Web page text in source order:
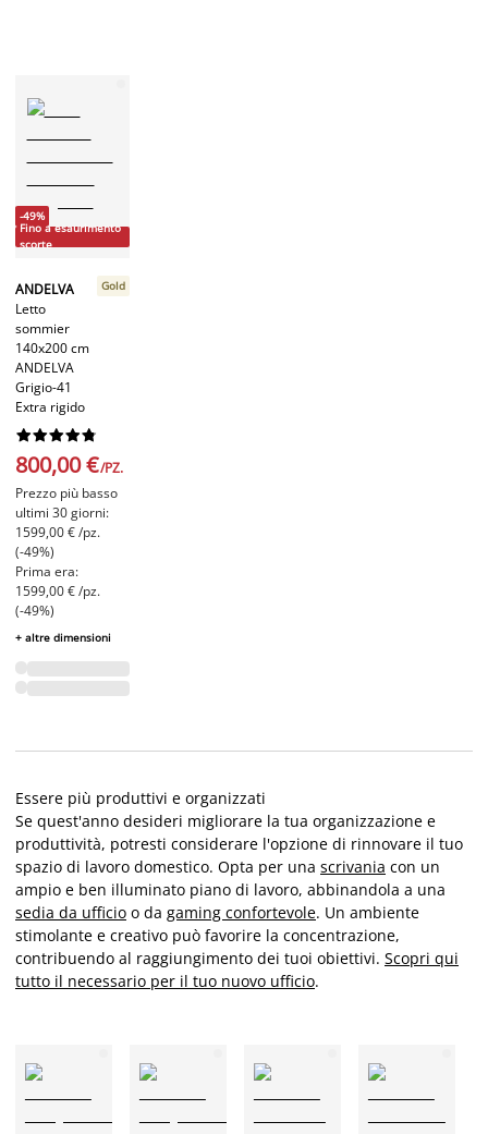
-49%
Fino a esaurimento
scorte
ANDELVA
Letto
sommier
140x200 cm
ANDELVA
Grigio-41
Extra rigido
Gold






800,00 €/PZ.
Prezzo più basso
ultimi 30 giorni:
1599,00 € /pz.
(-49%)
Prima era:
1599,00 € /pz.
(-49%)
+ altre dimensioni
Essere più produttivi e organizzati
Se quest'anno desideri migliorare la tua organizzazione e
produttività, potresti considerare l'opzione di rinnovare il tuo
spazio di lavoro domestico. Opta per una scrivania con un
ampio e ben illuminato piano di lavoro, abbinandola a una
sedia da ufficio o da gaming confortevole. Un ambiente
stimolante e creativo può favorire la concentrazione,
contribuendo al raggiungimento dei tuoi obiettivi. Scopri qui
tutto il necessario per il tuo nuovo ufficio.